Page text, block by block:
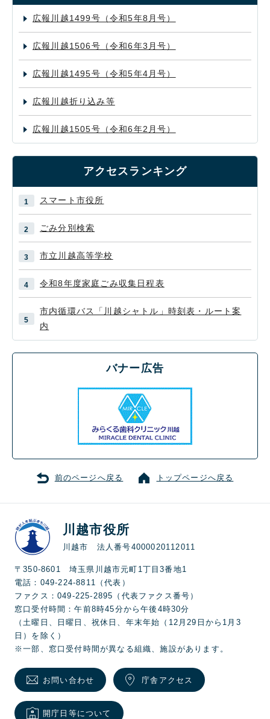
広報川越1499号（令和5年8月号）
広報川越1506号（令和6年3月号）
広報川越1495号（令和5年4月号）
広報川越折り込み等
広報川越1505号（令和6年2月号）
アクセスランキング
スマート市役所
ごみ分別検索
市立川越高等学校
令和8年度家庭ごみ収集日程表
市内循環バス「川越シャトル」時刻表・ルート案
内
バナー広告
前のページへ戻る トップページへ戻る
川越市役所
川越市 法人番号4000020112011
〒350-8601 埼玉県川越市元町1丁目3番地1
電話：049-224-8811（代表）
ファクス：049-225-2895（代表ファクス番号）
窓口受付時間：午前8時45分から午後4時30分
（土曜日、日曜日、祝休日、年末年始（12月29日から1月3
日）を除く）
※一部、窓口受付時間が異なる組織、施設があります。
お問い合わせ 庁舎アクセス
開庁日等について